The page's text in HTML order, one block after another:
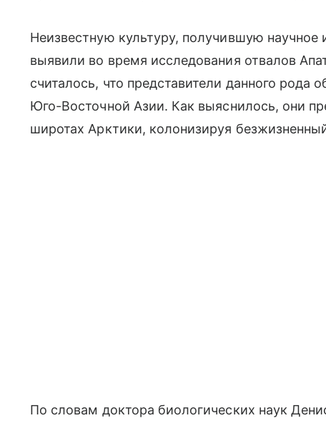
Неизвестную культуру, получившую
выявили во время исследования отвалов
считалось, что представители данного рода
Юго-Восточной Азии. Как выяснилось, они
широтах Арктики, колонизируя
По словам доктора биологических наук